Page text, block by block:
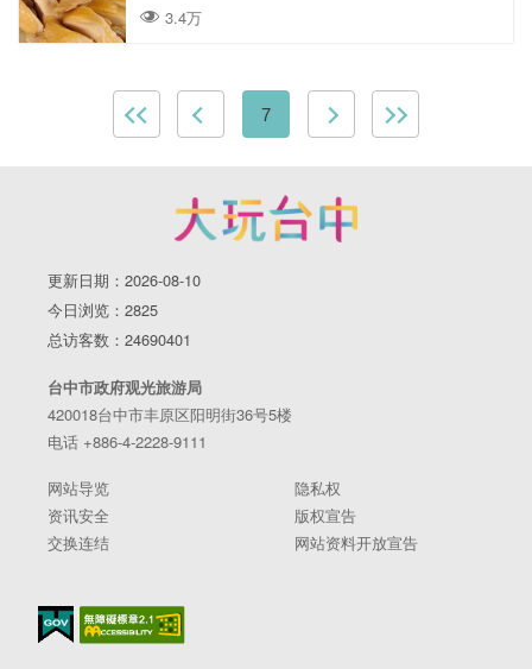
3.4万
7
更新日期：2026-08-10
今日浏览：2825
总访客数：24690401
台中市政府观光旅游局
420018台中市丰原区阳明街36号5楼
电话 +886-4-2228-9111
网站导览
隐私权
资讯安全
版权宣告
交换连结
网站资料开放宣告